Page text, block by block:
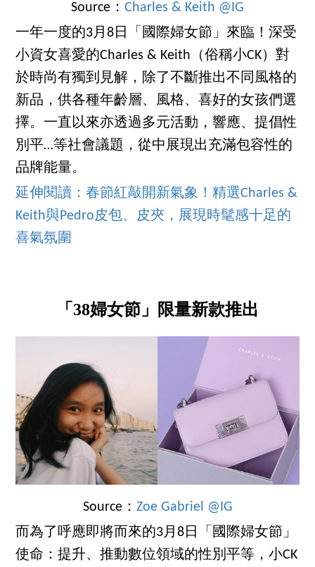
Source： Charles & Keith @IG
一年一度的3月8日「國際婦女節」來臨！深受
小資女喜愛的Charles & Keith（俗稱小CK）對
於時尚有獨到見解，除了不斷推出不同風格的
新品，供各種年齡層、風格、喜好的女孩們選
擇。一直以來亦透過多元活動，響應、提倡性
別平…等社會議題，從中展現出充滿包容性的
品牌能量。
延伸閱讀：春節紅敲開新氣象！精選Charles &
Keith與Pedro皮包、皮夾，展現時髦感十足的
喜氣氛圍
「38婦女節」限量新款推出
Source： Zoe Gabriel @IG
而為了呼應即將而來的3月8日「國際婦女節」
使命：提升、推動數位領域的性別平等，小CK